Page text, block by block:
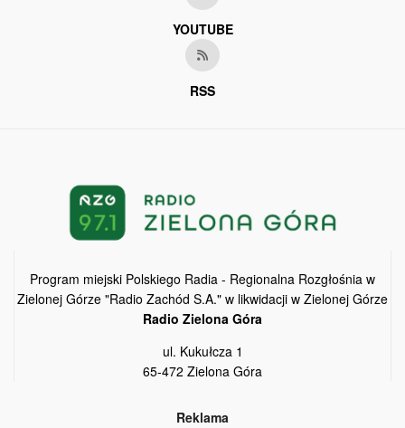
YOUTUBE
RSS
Program miejski Polskiego Radia - Regionalna Rozgłośnia w
Zielonej Górze "Radio Zachód S.A." w likwidacji w Zielonej Górze
Radio Zielona Góra
ul. Kukułcza 1
65-472 Zielona Góra
Reklama